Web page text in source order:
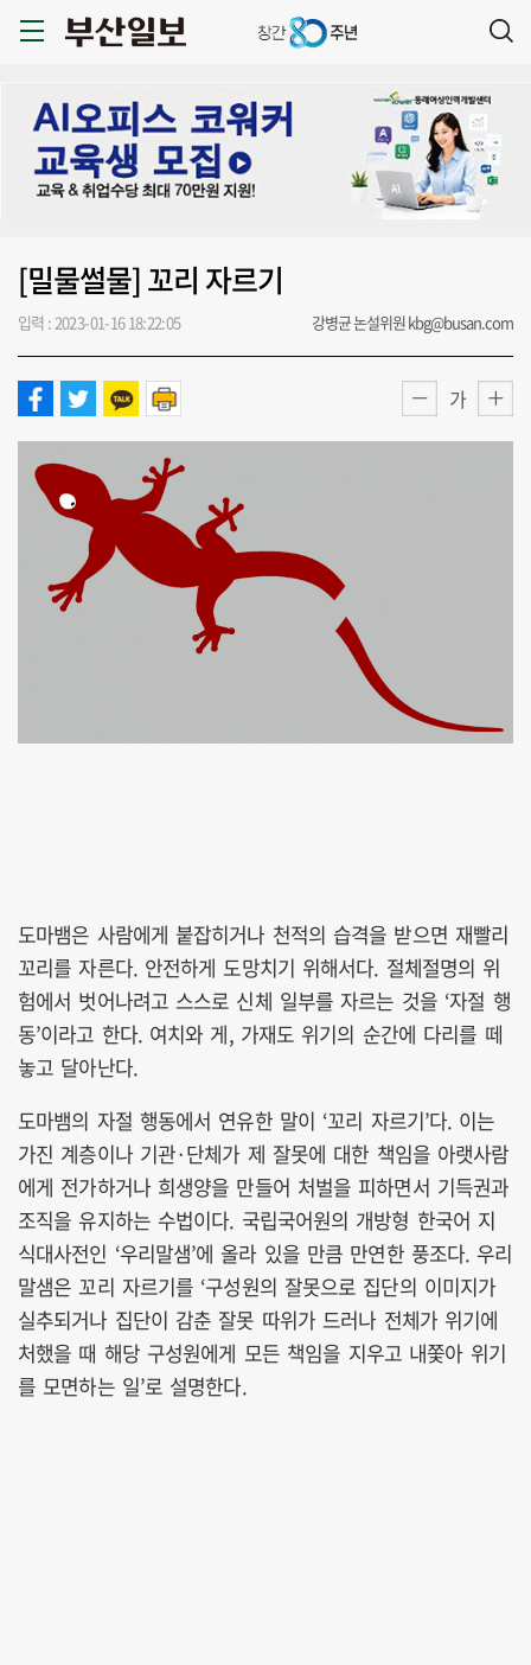
[밀물썰물] 꼬리 자르기
입력 : 2023-01-16 18:22:05 강병균 논설위원 kbg@busan.com
가
도마뱀은 사람에게 붙잡히거나 천적의 습격을 받으면 재빨리
꼬리를 자른다. 안전하게 도망치기 위해서다. 절체절명의 위
험에서 벗어나려고 스스로 신체 일부를 자르는 것을 ‘자절 행
동’이라고 한다. 여치와 게, 가재도 위기의 순간에 다리를 떼
놓고 달아난다.
도마뱀의 자절 행동에서 연유한 말이 ‘꼬리 자르기’다. 이는
가진 계층이나 기관·단체가 제 잘못에 대한 책임을 아랫사람
에게 전가하거나 희생양을 만들어 처벌을 피하면서 기득권과
조직을 유지하는 수법이다. 국립국어원의 개방형 한국어 지
식대사전인 ‘우리말샘’에 올라 있을 만큼 만연한 풍조다. 우리
말샘은 꼬리 자르기를 ‘구성원의 잘못으로 집단의 이미지가
실추되거나 집단이 감춘 잘못 따위가 드러나 전체가 위기에
처했을 때 해당 구성원에게 모든 책임을 지우고 내쫓아 위기
를 모면하는 일’로 설명한다.